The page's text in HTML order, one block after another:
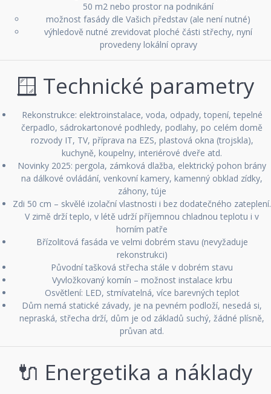
50 m2 nebo prostor na podnikání
možnost fasády dle Vašich představ (ale není nutné)
výhledově nutné zrevidovat ploché části střechy, nyní
provedeny lokální opravy
🪟 Technické parametry
Rekonstrukce: elektroinstalace, voda, odpady, topení, tepelné
čerpadlo, sádrokartonové podhledy, podlahy, po celém domě
rozvody IT, TV, příprava na EZS, plastová okna (trojskla),
kuchyně, koupelny, interiérové dveře atd.
Novinky 2025: pergola, zámková dlažba, elektrický pohon brány
na dálkové ovládání, venkovní kamery, kamenný obklad zídky,
záhony, túje
Zdi 50 cm – skvělé izolační vlastnosti i bez dodatečného zateplení.
V zimě drží teplo, v létě udrží příjemnou chladnou teplotu i v
horním patře
Břízolitová fasáda ve velmi dobrém stavu (nevyžaduje
rekonstrukci)
Původní tašková střecha stále v dobrém stavu
Vyvložkovaný komín – možnost instalace krbu
Osvětlení: LED, stmívatelná, více barevných teplot
Dům nemá statické závady, je na pevném podloží, nesedá si,
nepraská, střecha drží, dům je od základů suchý, žádné plísně,
průvan atd.
🔌 Energetika a náklady